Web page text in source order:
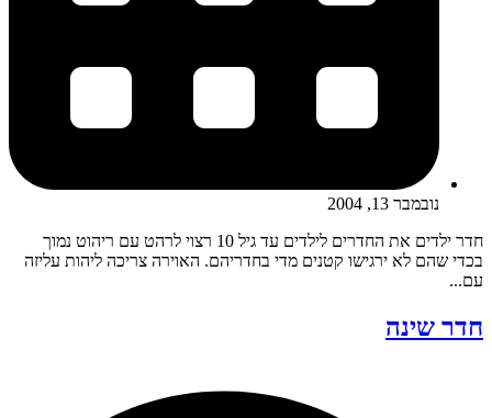
נובמבר 13, 2004
חדר ילדים את החדרים לילדים עד גיל 10 רצוי לרהט עם ריהוט נמוך
בכדי שהם לא ירגישו קטנים מדי בחדריהם. האוירה צריכה ליהות עליזה
עם...
חדר שינה